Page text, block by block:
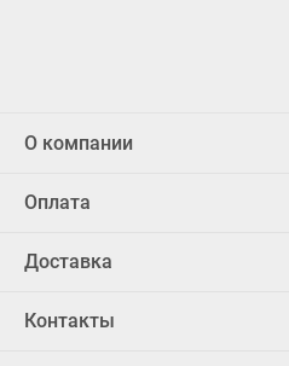
О компании
Оплата
Доставка
Контакты